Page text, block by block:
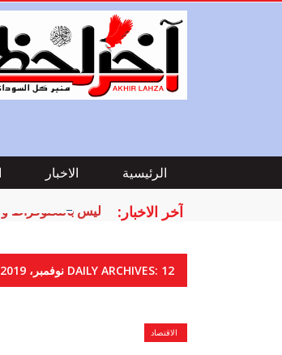
الرئيسية الاخبار
آخر الاخبار: ليس بالتكنوقراط
DAILY ARCHIVES: 12 نوفمبر، 2019
الاقتصاد